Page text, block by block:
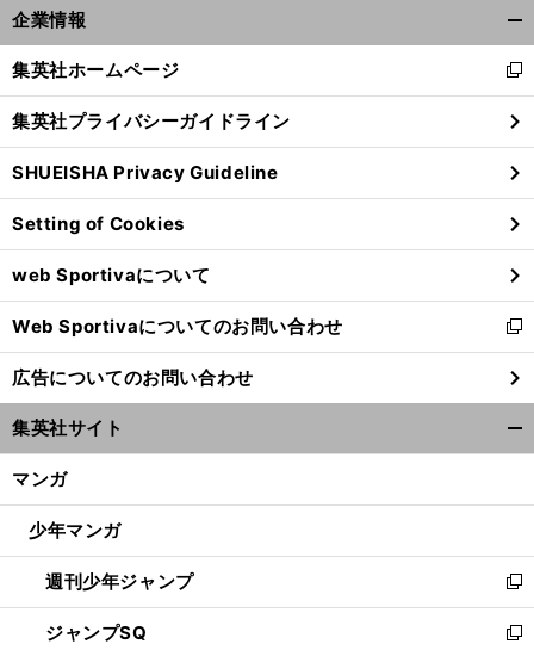
茨
・
）
市
千
・
）
企業情報
閉
る
集英社ホームページ
新
し
い
ウ
ィ
ン
ド
ウ
で
開
く
集英社プライバシーガイドライン
SHUEISHA Privacy Guideline
Setting of Cookies
web Sportivaについて
Web Sportivaについてのお問い合わせ
新
し
い
ウ
ィ
ン
ウ
開
く
広告についてのお問い合わせ
集英社サイト
マンガ
少年マンガ
週刊少年ジャンプ
新
し
い
ジャンプSQ
新